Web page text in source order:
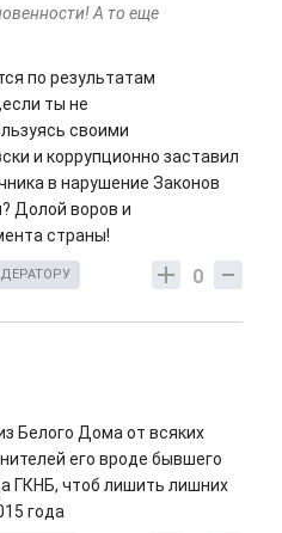
А то еще
по результатам
ты не
своими
и коррупционно заставил
в нарушение Законов
Долой воров и
страны!
0
Белого Дома от всяких
его вроде бывшего
ГКНБ, чтоб лишить лишних
года